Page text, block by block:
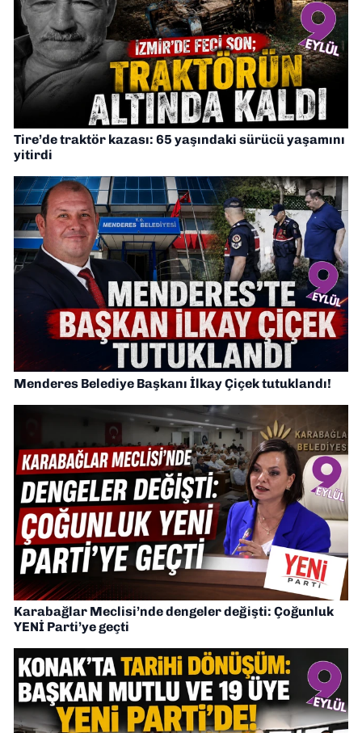
Tire’de traktör kazası: 65 yaşındaki sürücü yaşamını
yitirdi
Menderes Belediye Başkanı İlkay Çiçek tutuklandı!
Karabağlar Meclisi’nde dengeler değişti: Çoğunluk
YENİ Parti’ye geçti